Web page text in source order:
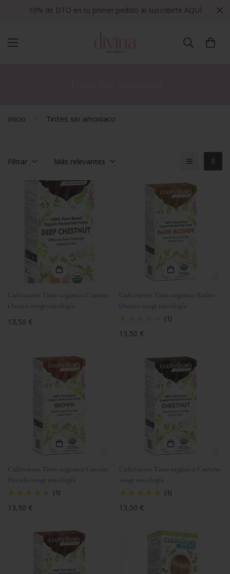
10% de DTO en tu primer pedido al suscribirte AQUÍ
Inicio Tintes sin amoniaco
Filtrar Más relevantes
Cultivators Tinte orgánico Castaño
Oscuro 100gr oncología
Precio
13,50 €
Cultivators Tinte orgánico Rubio
Oscuro 100gr oncología
(1)
Precio
13,50 €
Cultivators Tinte orgánico Castaño
Dorado 100gr oncología
(1)
Precio
13,50 €
Cultivators Tinte orgánico Castaño
100gr oncología
(1)
Precio
13,50 €